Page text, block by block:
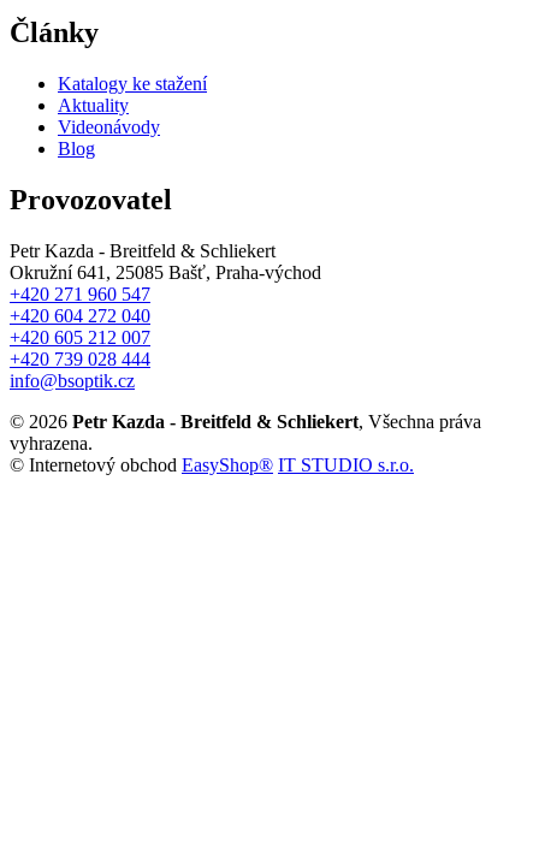
Články
Katalogy ke stažení
Aktuality
Videonávody
Blog
Provozovatel
Petr Kazda - Breitfeld & Schliekert
Okružní 641, 25085 Bašť, Praha-východ
+420 271 960 547
+420 604 272 040
+420 605 212 007
+420 739 028 444
info@bsoptik.cz
© 2026 Petr Kazda - Breitfeld & Schliekert, Všechna práva
vyhrazena.
© Internetový obchod EasyShop® IT STUDIO s.r.o.